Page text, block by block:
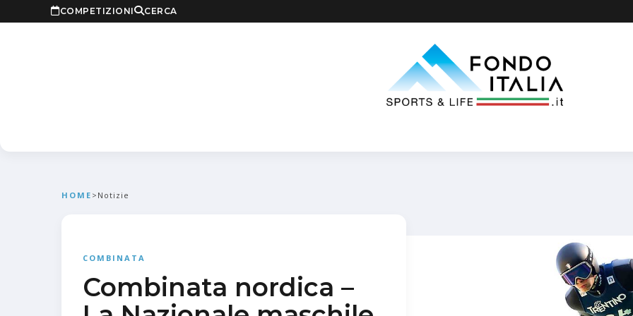
COMPETIZIONI CERCA
HOME > Notizie
COMBINATA
Combinata nordica –